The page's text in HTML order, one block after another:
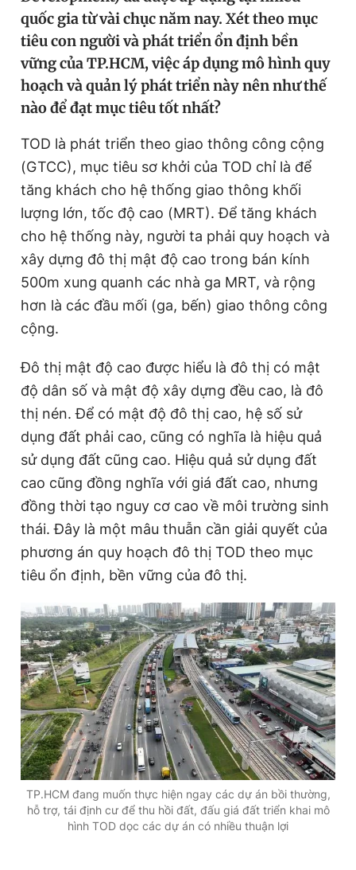
Video Magazine
Sản phẩm khác
Tiện ích Bạn cần biết
Thông tin tòa soạn Liên hệ quảng cáo
Đọc Thanh Niên trên điện thoại
Theo dõi báo trên
Hotline
0906 645 777
Liên hệ quảng cáo
0908 780 404
Đặt báo Quảng cáo RSS Tòa soạn Chính sách bảo
Tổng biên tập: Nguyễn Ngọc Toàn
Phó tổng biên tập thường trực: Hải Thành
Phó tổng biên tập: Lâm Hiếu Dũng
Phó tổng biên tập: Trần Việt Hưng
Tổng thư ký tòa soạn: Đức Trung
© 2003-2026 Bản quyền thuộc về Báo Thanh Niên. Cấm sao
chép dưới mọi hình thức nếu không có sự chấp thuận bằng văn
bản. Phát triển bởi ePi Technologies, JSC.
quốc gia từ vài chục năm nay. Xét theo mục
tiêu con người và phát triển ổn định bền
vững của TP.HCM, việc áp dụng mô hình quy
hoạch và quản lý phát triển này nên như thế
nào để đạt mục tiêu tốt nhất?
TOD là phát triển theo giao thông công cộng
(GTCC), mục tiêu sơ khởi của TOD chỉ là để
tăng khách cho hệ thống giao thông khối
lượng lớn, tốc độ cao (MRT). Để tăng khách
cho hệ thống này, người ta phải quy hoạch và
xây dựng đô thị mật độ cao trong bán kính
500m xung quanh các nhà ga MRT, và rộng
hơn là các đầu mối (ga, bến) giao thông công
cộng.
Đô thị mật độ cao được hiểu là đô thị có mật
độ dân số và mật độ xây dựng đều cao, là đô
thị nén. Để có mật độ đô thị cao, hệ số sử
dụng đất phải cao, cũng có nghĩa là hiệu quả
sử dụng đất cũng cao. Hiệu quả sử dụng đất
cao cũng đồng nghĩa với giá đất cao, nhưng
đồng thời tạo nguy cơ cao về môi trường sinh
thái. Đây là một mâu thuẫn cần giải quyết của
phương án quy hoạch đô thị TOD theo mục
tiêu ổn định, bền vững của đô thị.
TP.HCM đang muốn thực hiện ngay các dự án bồi thường,
hỗ trợ, tái định cư để thu hồi đất, đấu giá đất triển khai mô
hình TOD dọc các dự án có nhiều thuận lợi